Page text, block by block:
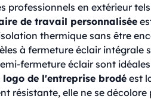
professionnels en extérieur
de travail personnalisée
thermique sans être
à fermeture éclair intégrale
fermeture éclair sont
logo de l'entreprise brodéest
résistante, elle ne se